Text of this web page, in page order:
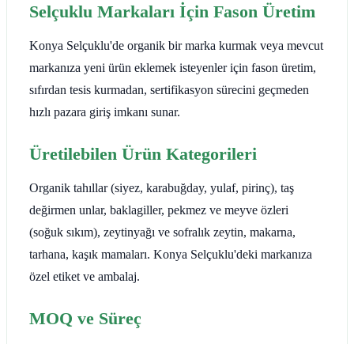
Selçuklu Markaları İçin Fason Üretim
Konya Selçuklu'de organik bir marka kurmak veya mevcut
markanıza yeni ürün eklemek isteyenler için fason üretim,
sıfırdan tesis kurmadan, sertifikasyon sürecini geçmeden
hızlı pazara giriş imkanı sunar.
Üretilebilen Ürün Kategorileri
Organik tahıllar (siyez, karabuğday, yulaf, pirinç), taş
değirmen unlar, baklagiller, pekmez ve meyve özleri
(soğuk sıkım), zeytinyağı ve sofralık zeytin, makarna,
tarhana, kaşık mamaları. Konya Selçuklu'deki markanıza
özel etiket ve ambalaj.
MOQ ve Süreç